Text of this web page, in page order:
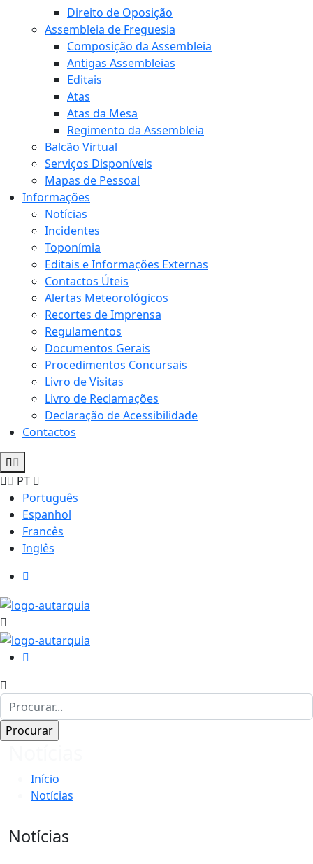
Direito de Oposição
Assembleia de Freguesia
Composição da Assembleia
Antigas Assembleias
Editais
Atas
Atas da Mesa
Regimento da Assembleia
Balcão Virtual
Serviços Disponíveis
Mapas de Pessoal
Informações
Notícias
Incidentes
Toponímia
Editais e Informações Externas
Contactos Úteis
Alertas Meteorológicos
Recortes de Imprensa
Regulamentos
Documentos Gerais
Procedimentos Concursais
Livro de Visitas
Livro de Reclamações
Declaração de Acessibilidade
Contactos
PT
Português
Espanhol
Francês
Inglês
Início
Notícias
Notícias